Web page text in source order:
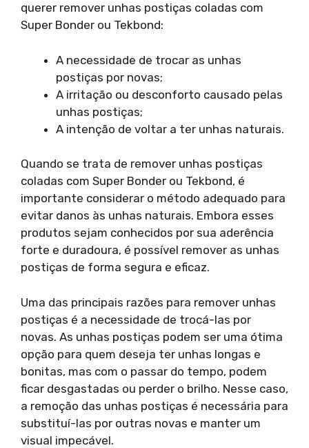
querer remover unhas postiças coladas com
Super Bonder ou Tekbond:
A necessidade de trocar as unhas
postiças por novas;
A irritação ou desconforto causado pelas
unhas postiças;
A intenção de voltar a ter unhas naturais.
Quando se trata de remover unhas postiças
coladas com Super Bonder ou Tekbond, é
importante considerar o método adequado para
evitar danos às unhas naturais. Embora esses
produtos sejam conhecidos por sua aderência
forte e duradoura, é possível remover as unhas
postiças de forma segura e eficaz.
Uma das principais razões para remover unhas
postiças é a necessidade de trocá-las por
novas. As unhas postiças podem ser uma ótima
opção para quem deseja ter unhas longas e
bonitas, mas com o passar do tempo, podem
ficar desgastadas ou perder o brilho. Nesse caso,
a remoção das unhas postiças é necessária para
substituí-las por outras novas e manter um
visual impecável.